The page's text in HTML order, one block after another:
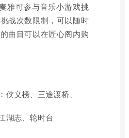
雅可参与音乐小游戏挑
战次数限制，可以随时
曲目可以在匠心阁内购
侠义榜、三途渡桥、
湖志、轮时台